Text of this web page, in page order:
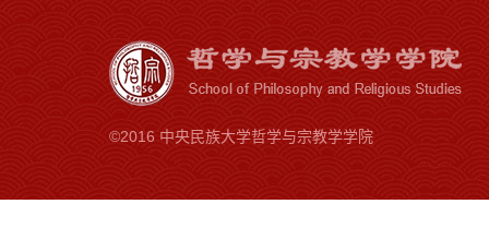
©2016 中央民族大学哲学与宗教学学院